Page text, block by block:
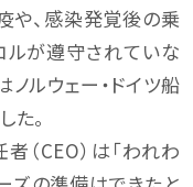
や、感染発覚後の乗
ルが遵守されていな
ルウェー・ドイツ船
。
（CEO）は「われわ